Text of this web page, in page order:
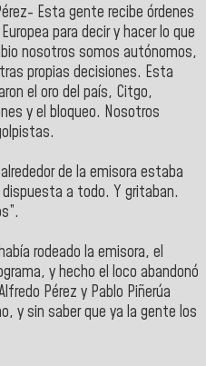
Esta gente recibe órdenes
para decir y hacer lo que
nosotros somos autónomos,
propias decisiones. Esta
el oro del país, Citgo,
y el bloqueo. Nosotros
de la emisora estaba
a todo. Y gritaban.
rodeado la emisora, el
y hecho el loco abandonó
Pérez y Pablo Piñerúa
y sin saber que ya la gente los